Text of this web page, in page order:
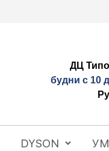
ДЦ
будни с 10
DYSON